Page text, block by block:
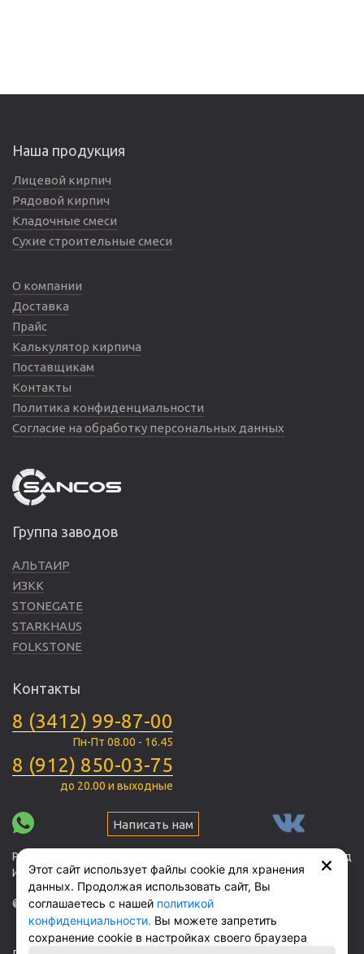
Наша продукция
Лицевой кирпич
Рядовой кирпич
Кладочные смеси
Сухие строительные смеси
О компании
Доставка
Прайс
Калькулятор кирпича
Поставщикам
Контакты
Политика конфиденциальности
Согласие на обработку персональных данных
Группа заводов
АЛЬТАИР
ИЗКК
STONEGATE
STARKHAUS
FOLKSTONE
Контакты
8 (3412) 99-87-00
Пн-Пт 08.00 - 16.45
8 (912) 850-03-75
до 20.00 и выходные
Написать нам
Российская Федерация, 426039, Удмуртская Республика, город
Ижевск, Воткинское шоссе 31
© 1990 – 2026 г. Все права защищены
Этот сайт использует файлы cookie для хранения
данных. Продолжая использовать сайт, Вы
соглашаетесь с нашей политикой
конфиденциальности. Вы можете запретить
сохранение cookie в настройках своего браузера